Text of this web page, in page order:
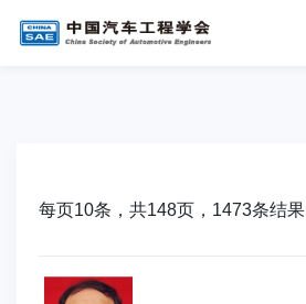
每页10条，共148页，1473条结果